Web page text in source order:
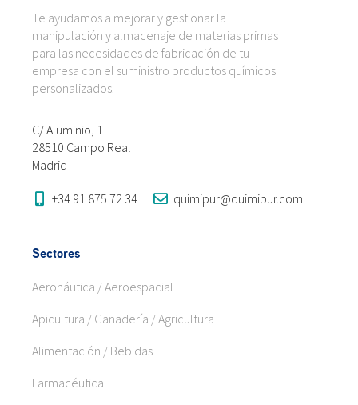
Te ayudamos a mejorar y gestionar la
manipulación y almacenaje de materias primas
para las necesidades de fabricación de tu
empresa con el suministro productos químicos
personalizados.
C/ Aluminio, 1
28510 Campo Real
Madrid
+34 91 875 72 34 quimipur@quimipur.com
Sectores
Aeronáutica / Aeroespacial
Apicultura / Ganadería / Agricultura
Alimentación / Bebidas
Farmacéutica